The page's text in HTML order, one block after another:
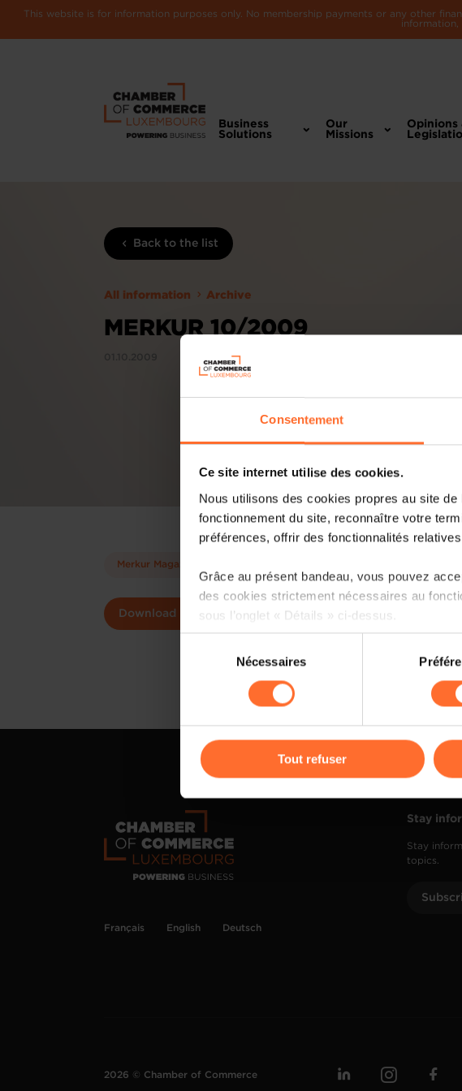
Consentement
Ce site internet utilise des cookies.
Nous utilisons des cookies propres au site
fonctionnement du site, reconnaître votre
préférences, offrir des fonctionnalités
Grâce au présent bandeau, vous pouvez
des cookies strictement nécessaires au
sous l’onglet « Détails » ci-dessus.
Il est précisé que la navigation sur le site et
sociaux, sauvegarde des préférences de
cas de refus de tous les cookies ou des
gauche de chaque page.
personnelles, vous pouvez consulter notre
personnelles
consentement
Nécessaires
Tout refuser
This website is for information purposes only. No membership payments or any other
information,
Business
Solutions
Our
Missions
Opinions
Back to the list
All information Archive
MERKUR 10/2009
Merkur Magazine
Download
Français English Deutsch
Stay
Stay
topics.
2026 © Chamber of Commerce